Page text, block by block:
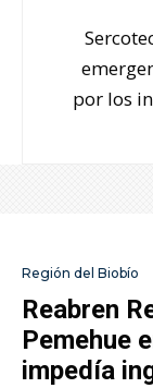
por los
Región del Biobío
Reabren
Pemehue
impedía